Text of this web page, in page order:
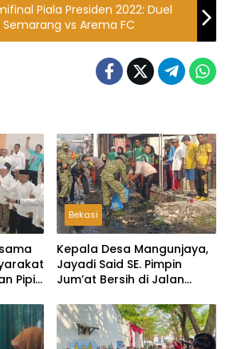
Piala Presiden 2022: Duel
Semarang vs Arema FC
Pipit
Bekasi
Kepala Desa Mangunjaya,
Jayadi Said SE. Pimpin
Jum’at Bersih di Jalan